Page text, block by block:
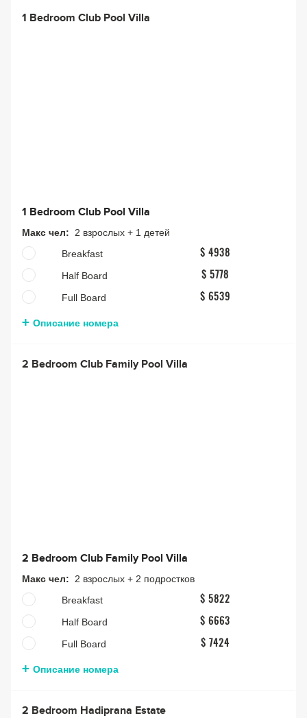
1 Bedroom Club Pool Villa
1 Bedroom Club Pool Villa
Макс чел: 2 взрослых + 1 детей
Breakfast
$ 4938
Half Board $ 5778
Full Board $ 6539
Описание номера
2 Bedroom Club Family Pool Villa
2 Bedroom Club Family Pool Villa
Макс чел: 2 взрослых + 2 подростков
Breakfast
$ 5822
Half Board $ 6663
Full Board $ 7424
Описание номера
2 Bedroom Hadiprana Estate